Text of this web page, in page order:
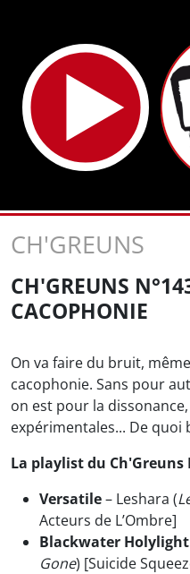
CH'GREUNS
CH'GREUNS
CACOPHONIE
On va faire du bruit,
cacophonie. Sans pour
on est pour la
expérimentales... De quoi
La playlist du Ch'Greuns
Versatile– Leshara (
Acteurs de L’Ombre]
Blackwater Holylight
Gone) [Suicide